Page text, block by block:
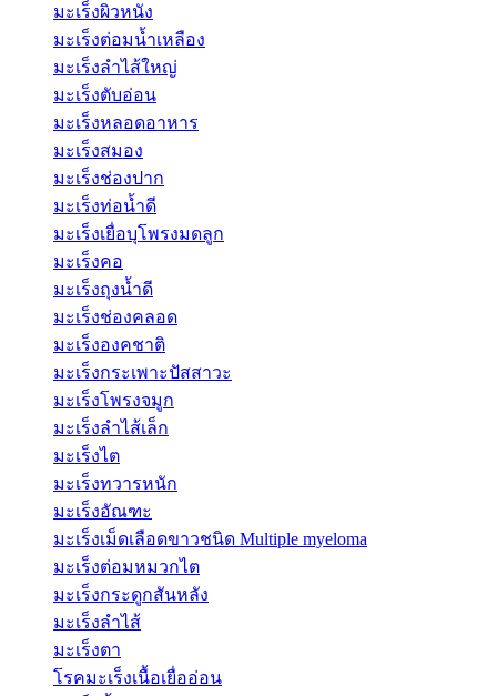
มะเร็งผิวหนัง
มะเร็งต่อมน้ำเหลือง
มะเร็งลำไส้ใหญ่
มะเร็งตับอ่อน
มะเร็งหลอดอาหาร
มะเร็งสมอง
มะเร็งช่องปาก
มะเร็งท่อน้ำดี
มะเร็งเยื่อบุโพรงมดลูก
มะเร็งคอ
มะเร็งถุงน้ำดี
มะเร็งช่องคลอด
มะเร็งองคชาติ
มะเร็งกระเพาะปัสสาวะ
มะเร็งโพรงจมูก
มะเร็งลำไส้เล็ก
มะเร็งไต
มะเร็งทวารหนัก
มะเร็งอัณฑะ
มะเร็งเม็ดเลือดขาวชนิด Multiple myeloma
มะเร็งต่อมหมวกไต
มะเร็งกระดูกสันหลัง
มะเร็งลำไส้
มะเร็งตา
โรคมะเร็งเนื้อเยื่ออ่อน